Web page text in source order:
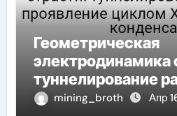
Геометрическая
электродинамика
туннелирование
проявление
mining_broth Апр